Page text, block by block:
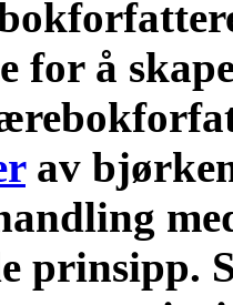
for å
av
prinsipp.